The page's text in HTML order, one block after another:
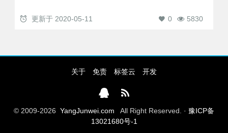
更新于 2020-05-11 5830
0
关于 免责 标签云 开发
© 2009-2026 YangJunwei.com All Right Reserved. · 豫ICP备
13021680号-1